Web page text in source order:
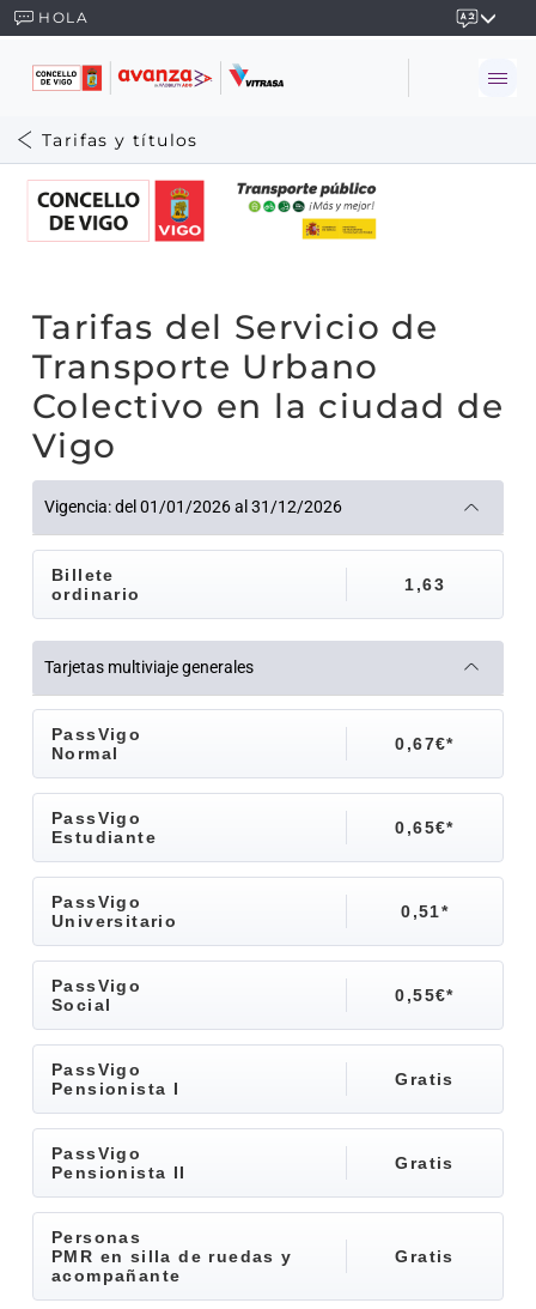
HOLA
Tarifas y títulos
Tarifas del Servicio de
Transporte Urbano
Colectivo en la ciudad de
Vigo
Vigencia: del 01/01/2026 al 31/12/2026
Billete
ordinario
1,63
Tarjetas multiviaje generales
PassVigo
Normal
0,67€*
PassVigo
Estudiante
0,65€*
PassVigo
Universitario
0,51*
PassVigo
Social
0,55€*
PassVigo
Pensionista I
Gratis
PassVigo
Pensionista II
Gratis
Personas
PMR en silla de ruedas y
acompañante
Gratis